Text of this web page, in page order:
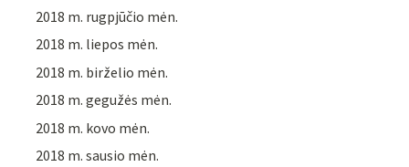
2018 m. rugpjūčio mėn.
2018 m. liepos mėn.
2018 m. birželio mėn.
2018 m. gegužės mėn.
2018 m. kovo mėn.
2018 m. sausio mėn.